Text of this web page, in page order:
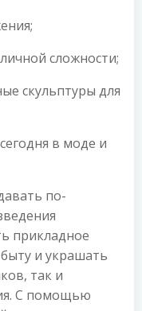
сложности;
скульптуры для
в моде и
по-
прикладное
и украшать
так и
С помощью